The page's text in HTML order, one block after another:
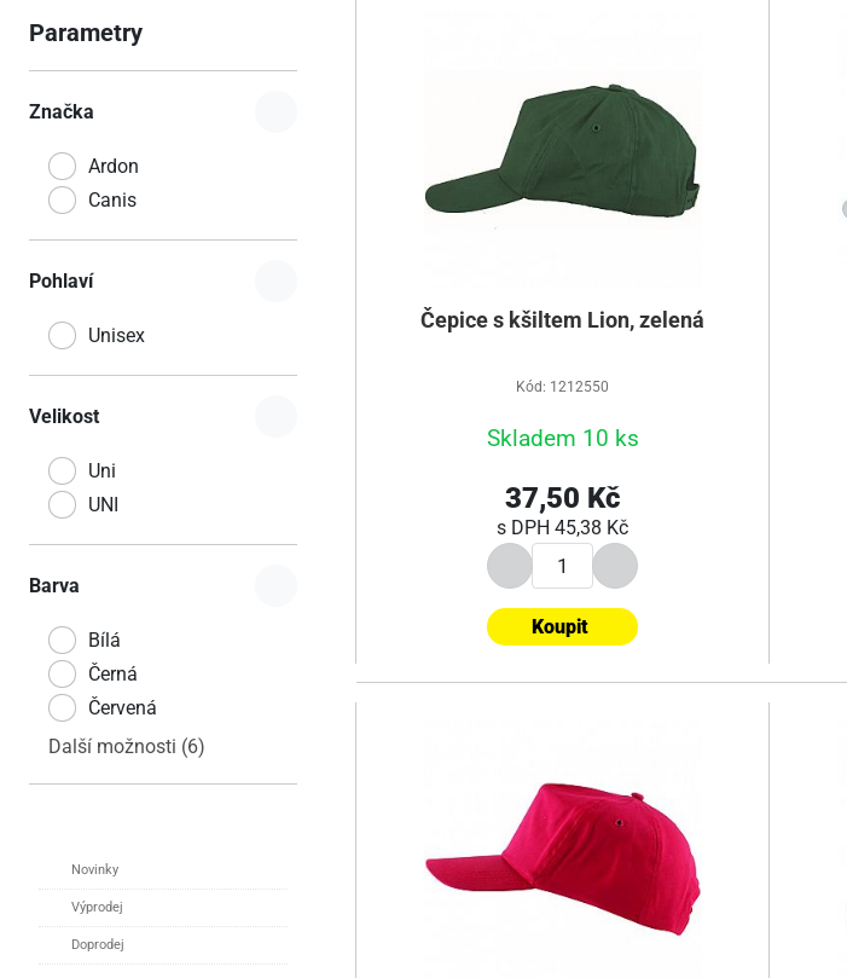
Parametry
Značka
Ardon
Canis
Pohlaví
Unisex
Velikost
Uni
UNI
Barva
Bílá
Černá
Červená
Další možnosti (6)
Novinky
Výprodej
Doprodej
Čepice s kšiltem Lion, zelená
Kód: 1212550
Skladem 10 ks
37,50 Kč
s DPH 45,38 Kč
Koupit